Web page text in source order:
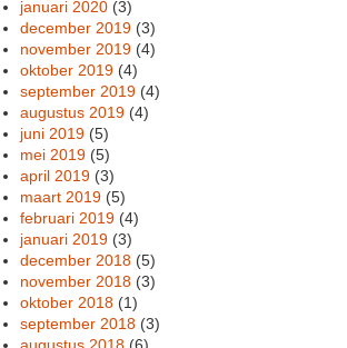
januari 2020 (3)
december 2019 (3)
november 2019 (4)
oktober 2019 (4)
september 2019 (4)
augustus 2019 (4)
juni 2019 (5)
mei 2019 (5)
april 2019 (3)
maart 2019 (5)
februari 2019 (4)
januari 2019 (3)
december 2018 (5)
november 2018 (3)
oktober 2018 (1)
september 2018 (3)
augustus 2018 (6)